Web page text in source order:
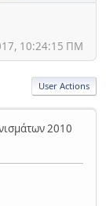
10:24:15 ΠΜ
User Actions
2010